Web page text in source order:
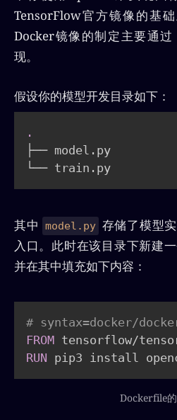
TensorFlow官方镜像的基础
Docker镜像的制定主要通过
现。
假设你的模型开发目录如下：
.
├── model.py
└── train.py
其中 model.py 存储了模型实
入口。此时在该目录下新建
并在其中填充如下内容：
# syntax=docker/
FROM tensorflow/
RUN pip3 install
Dockerfile